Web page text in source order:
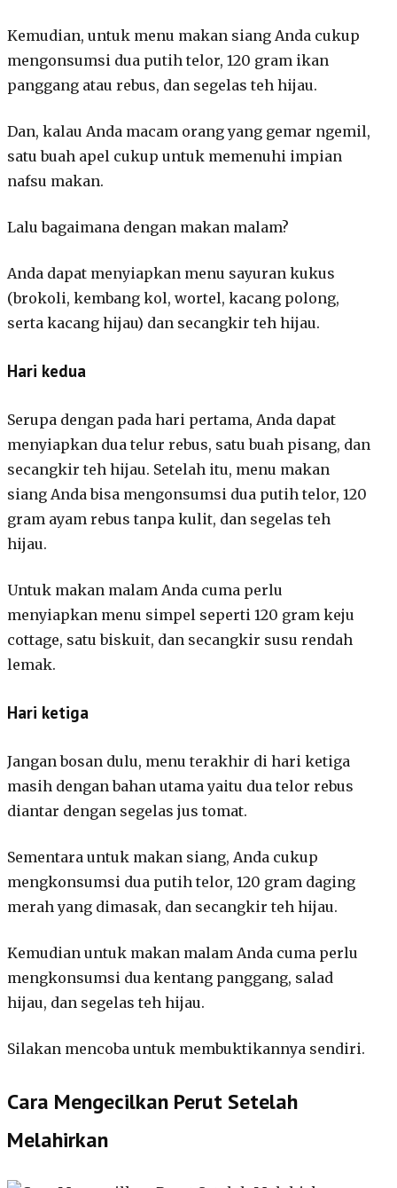
Kemudian, untuk menu makan siang Anda cukup
mengonsumsi dua putih telor, 120 gram ikan
panggang atau rebus, dan segelas teh hijau.
Dan, kalau Anda macam orang yang gemar ngemil,
satu buah apel cukup untuk memenuhi impian
nafsu makan.
Lalu bagaimana dengan makan malam?
Anda dapat menyiapkan menu sayuran kukus
(brokoli, kembang kol, wortel, kacang polong,
serta kacang hijau) dan secangkir teh hijau.
Hari kedua
Serupa dengan pada hari pertama, Anda dapat
menyiapkan dua telur rebus, satu buah pisang, dan
secangkir teh hijau. Setelah itu, menu makan
siang Anda bisa mengonsumsi dua putih telor, 120
gram ayam rebus tanpa kulit, dan segelas teh
hijau.
Untuk makan malam Anda cuma perlu
menyiapkan menu simpel seperti 120 gram keju
cottage, satu biskuit, dan secangkir susu rendah
lemak.
Hari ketiga
Jangan bosan dulu, menu terakhir di hari ketiga
masih dengan bahan utama yaitu dua telor rebus
diantar dengan segelas jus tomat.
Sementara untuk makan siang, Anda cukup
mengkonsumsi dua putih telor, 120 gram daging
merah yang dimasak, dan secangkir teh hijau.
Kemudian untuk makan malam Anda cuma perlu
mengkonsumsi dua kentang panggang, salad
hijau, dan segelas teh hijau.
Silakan mencoba untuk membuktikannya sendiri.
Cara Mengecilkan Perut Setelah
Melahirkan